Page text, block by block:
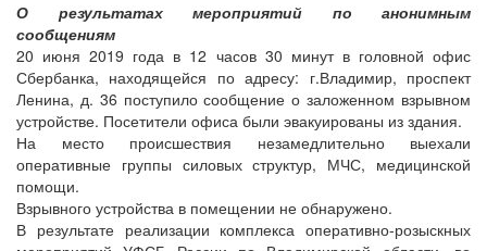
О результатах мероприятий по анонимным
сообщениям
20 июня 2019 года в 12 часов 30 минут в головной офис
Сбербанка, находящейся по адресу: г.Владимир, проспект
Ленина, д. 36 поступило сообщение о заложенном взрывном
устройстве. Посетители офиса были эвакуированы из здания.
На место происшествия незамедлительно выехали
оперативные группы силовых структур, МЧС, медицинской
помощи.
Взрывного устройства в помещении не обнаружено.
В результате реализации комплекса оперативно-розыскных